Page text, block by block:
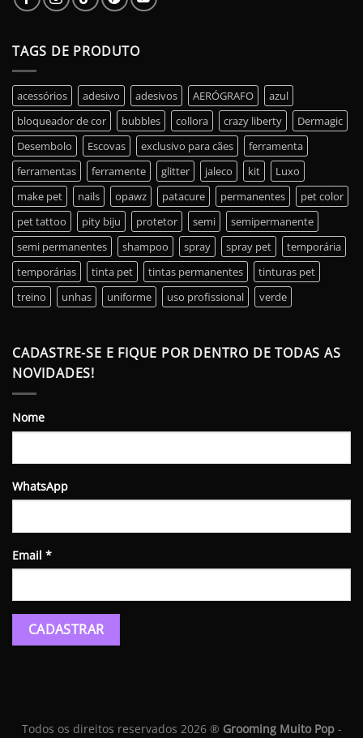
TAGS DE PRODUTO
acessórios adesivo adesivos AERÓGRAFO
azul
bloqueador de cor
bubbles collora crazy liberty
Dermagic
Desembolo
Escovas exclusivo para cães
ferramenta
ferramentas
ferramente glitter jaleco kit
Luxo
make pet
nails opawz patacure permanentes
pet color
pet tattoo
pity biju protetor semi
semipermanente
semi permanentes
shampoo spray spray pet
temporária
temporárias
tinta pet tintas permanentes
tinturas pet
treino
unhas uniforme uso profissional verde
CADASTRE-SE E FIQUE POR DENTRO DE TODAS AS
NOVIDADES!
Nome
WhatsApp
Email *
Todos os direitos reservados 2026 ® Grooming Muito Pop-